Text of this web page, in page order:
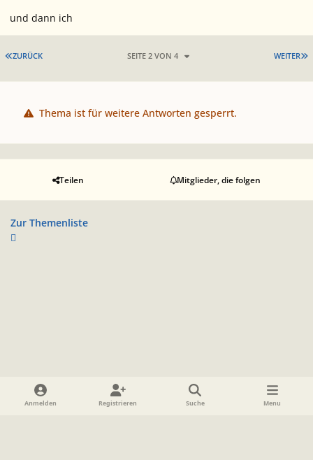
und dann ich
ERSTE SEITE
ZURÜCK WEITER
SEITE 2 VON 4
Thema ist für weitere Antworten gesperrt.
Teilen Mitglieder, die folgen
Zur Themenliste
Heller Modus
Dunkler ModusSystemeinstellung
Anmelden Registrieren Suche Menu